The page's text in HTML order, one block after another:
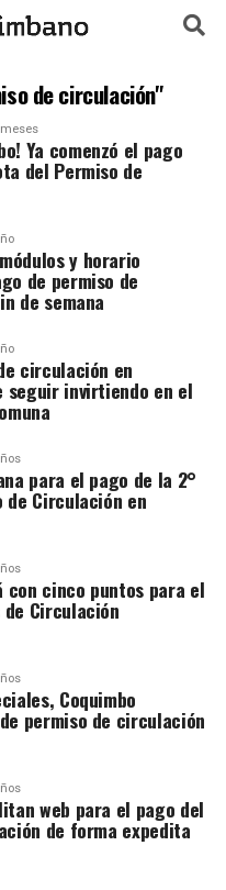
de circulación"
Ya comenzó el pago
del Permiso de
y horario
de permiso de
de semana
circulación en
seguir invirtiendo en el
para el pago de la 2°
de Circulación en
con cinco puntos para el
Circulación
Coquimbo
permiso de circulación
web para el pago del
de forma expedita